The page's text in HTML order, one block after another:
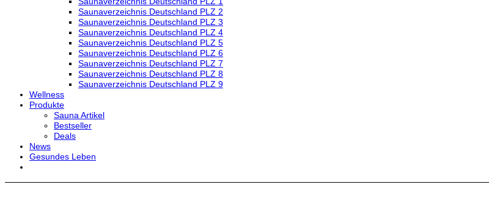
Saunaverzeichnis Deutschland PLZ 2
Saunaverzeichnis Deutschland PLZ 3
Saunaverzeichnis Deutschland PLZ 4
Saunaverzeichnis Deutschland PLZ 5
Saunaverzeichnis Deutschland PLZ 6
Saunaverzeichnis Deutschland PLZ 7
Saunaverzeichnis Deutschland PLZ 8
Saunaverzeichnis Deutschland PLZ 9
Wellness
Produkte
Sauna Artikel
Bestseller
Deals
News
Gesundes Leben